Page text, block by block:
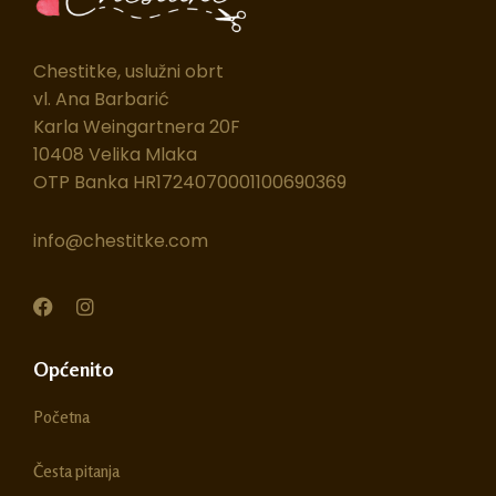
Chestitke, uslužni obrt
vl. Ana Barbarić
Karla Weingartnera 20F
10408 Velika Mlaka
OTP Banka HR1724070001100690369
info@chestitke.com
F
e
b
o
I
t
r
m
Općenito
Početna
Česta pitanja